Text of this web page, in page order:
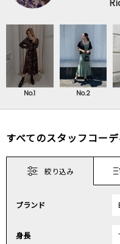
No.1 No.2
すべてのスタッフコー
絞り込み
ブランド
身長